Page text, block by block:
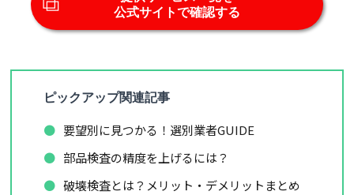
公式サイトで確認する
ピックアップ関連記事
要望別に見つかる！選別業者GUIDE
部品検査の精度を上げるには？
破壊検査とは？メリット・デメリットまとめ